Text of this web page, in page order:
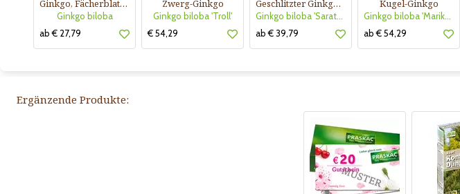
Ginkgo, Fächerblattbaum
Ginkgo biloba
ab € 27,79
Zwerg-Ginkgo
Ginkgo biloba 'Troll'
€ 54,29
Geschlitzter Ginkgo (Laciniata-Form)
Ginkgo biloba 'Saratoga'
ab € 39,79
Kugel-Ginkgo
Ginkgo biloba 'Mariken'
ab € 54,29
Ergänzende Produkte: